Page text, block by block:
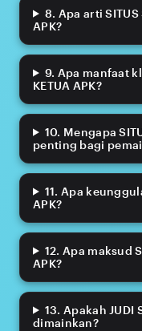
8. Apa arti SITUS
APK?
9. Apa manfaat
KETUA APK?
10. Mengapa
penting bagi
11. Apa
APK?
12. Apa maksud
APK?
13. Apakah JUDI
dimainkan?